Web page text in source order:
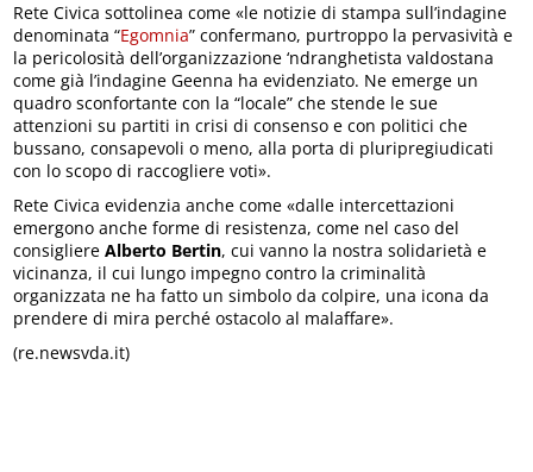
Rete Civica sottolinea come «le notizie di stampa sull’indagine
denominata “Egomnia” confermano, purtroppo la pervasività e
la pericolosità dell’organizzazione ‘ndranghetista valdostana
come già l’indagine Geenna ha evidenziato. Ne emerge un
quadro sconfortante con la “locale” che stende le sue
attenzioni su partiti in crisi di consenso e con politici che
bussano, consapevoli o meno, alla porta di pluripregiudicati
con lo scopo di raccogliere voti».
Rete Civica evidenzia anche come «dalle intercettazioni
emergono anche forme di resistenza, come nel caso del
consigliereAlberto Bertin, cui vanno la nostra solidarietà e
vicinanza, il cui lungo impegno contro la criminalità
organizzata ne ha fatto un simbolo da colpire, una icona da
prendere di mira perché ostacolo al malaffare».
(re.newsvda.it)